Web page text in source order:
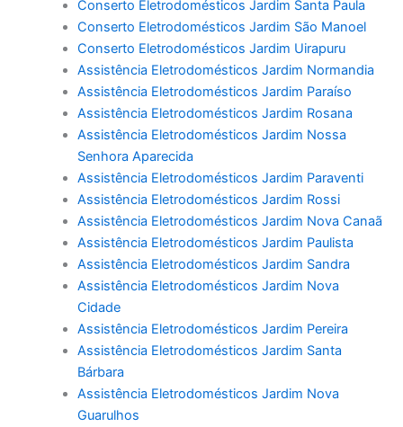
Conserto Eletrodomésticos Jardim Santa Paula
Conserto Eletrodomésticos Jardim São Manoel
Conserto Eletrodomésticos Jardim Uirapuru
Assistência Eletrodomésticos Jardim Normandia
Assistência Eletrodomésticos Jardim Paraíso
Assistência Eletrodomésticos Jardim Rosana
Assistência Eletrodomésticos Jardim Nossa
Senhora Aparecida
Assistência Eletrodomésticos Jardim Paraventi
Assistência Eletrodomésticos Jardim Rossi
Assistência Eletrodomésticos Jardim Nova Canaã
Assistência Eletrodomésticos Jardim Paulista
Assistência Eletrodomésticos Jardim Sandra
Assistência Eletrodomésticos Jardim Nova
Cidade
Assistência Eletrodomésticos Jardim Pereira
Assistência Eletrodomésticos Jardim Santa
Bárbara
Assistência Eletrodomésticos Jardim Nova
Guarulhos